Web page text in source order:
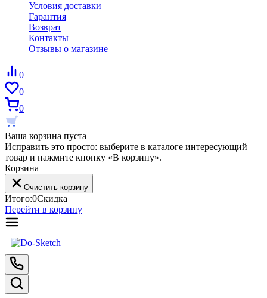
Условия доставки
Гарантия
Возврат
Контакты
Отзывы о магазине
0
0
0
Ваша корзина пуста
Исправить это просто: выберите в каталоге интересующий
товар и нажмите кнопку «В корзину».
Корзина
Очистить корзину
Итого:0Скидка
Перейти в корзину